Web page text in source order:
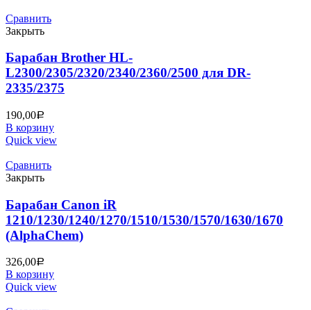
Сравнить
Закрыть
Барабан Brother HL-
L2300/2305/2320/2340/2360/2500 для DR-
2335/2375
190,00Р
В корзину
Quick view
Сравнить
Закрыть
Барабан Canon iR
1210/1230/1240/1270/1510/1530/1570/1630/1670
(AlphaChem)
326,00Р
В корзину
Quick view